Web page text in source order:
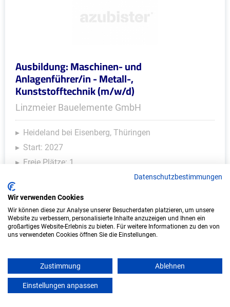
Ausbildung: Maschinen- und
Anlagenführer/in - Metall-,
Kunststofftechnik (m/w/d)
Linzmeier Bauelemente GmbH
Heideland bei Eisenberg, Thüringen
Start: 2027
Freie Plätze: 1
Ausbildung: Anlagenmechaniker/in -
Sanitär-, Heizungs- und Klimatechnik
Datenschutzbestimmungen
Wir verwenden Cookies
Wir können diese zur Analyse unserer Besucherdaten platzieren, um unsere
Website zu verbessern, personalisierte Inhalte anzuzeigen und Ihnen ein
großartiges Website-Erlebnis zu bieten. Für weitere Informationen zu den von
uns verwendeten Cookies öffnen Sie die Einstellungen.
Zustimmung Ablehnen
Einstellungen anpassen